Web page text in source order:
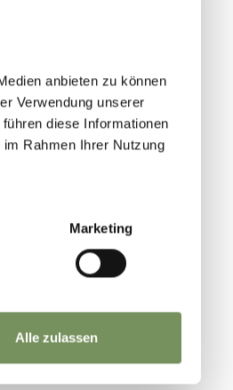
anbieten zu können
Verwendung unserer
diese Informationen
Rahmen Ihrer Nutzung
Marketing
Alle zulassen